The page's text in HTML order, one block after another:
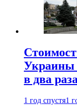
Украины
в два раза
1 год спустя1